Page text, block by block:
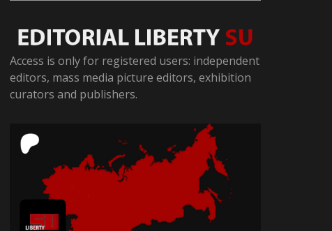
Access is only for registered users: independent
editors, mass media picture editors, exhibition
curators and publishers.